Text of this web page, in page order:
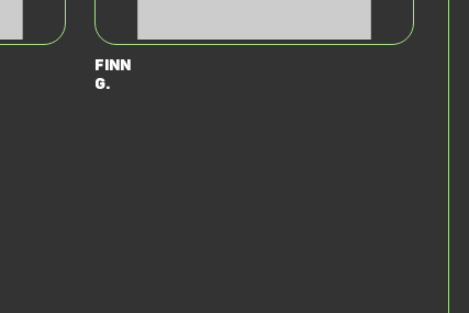
Finn
G.